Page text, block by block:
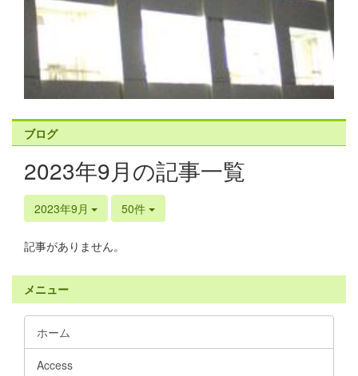
ブログ
2023年9月の記事一覧
2023年9月 50件
記事がありません。
メニュー
ホーム
Access